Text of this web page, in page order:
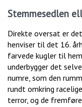
Stemmesedlen
Direkte oversat er
henviser til det 16.
farvede kugler til
underbygger det
numre, som den
rundt omkring
terror, og de